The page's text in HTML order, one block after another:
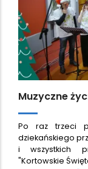
Muzyczne
Po raz trzeci
dziekańskiego
i wszystkich
"Kortowskie